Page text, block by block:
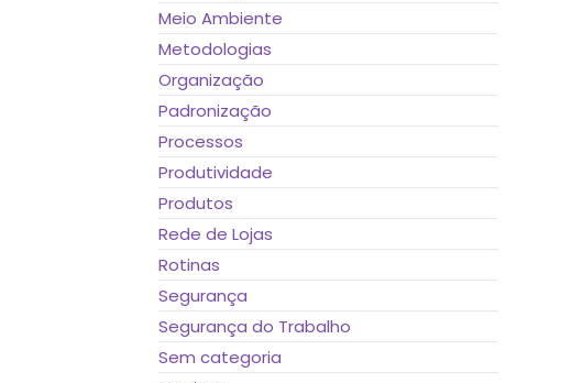
Meio Ambiente
Metodologias
Organização
Padronização
Processos
Produtividade
Produtos
Rede de Lojas
Rotinas
Segurança
Segurança do Trabalho
Sem categoria